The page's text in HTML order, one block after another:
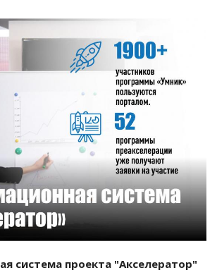
Смотреть проект
система проекта "Акселератор"